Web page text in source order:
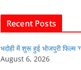
o
o
k
p
Recent Posts
भदोही में शुरू हुई भोजपुरी फिल्म
August 6, 2026